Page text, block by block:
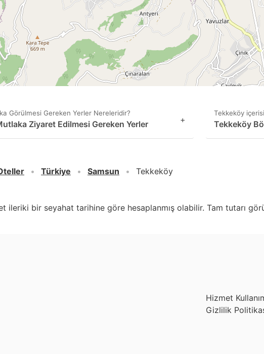
Görülmesi Gereken Yerler Nereleridir?
Ziyaret Edilmesi Gereken Yerler +
Tekkeköy
Tekkeköy
Türkiye Samsun Tekkeköy
ileriki bir seyahat tarihine göre hesaplanmış olabilir. Tam tutarı
Hizmet
Gizlilik